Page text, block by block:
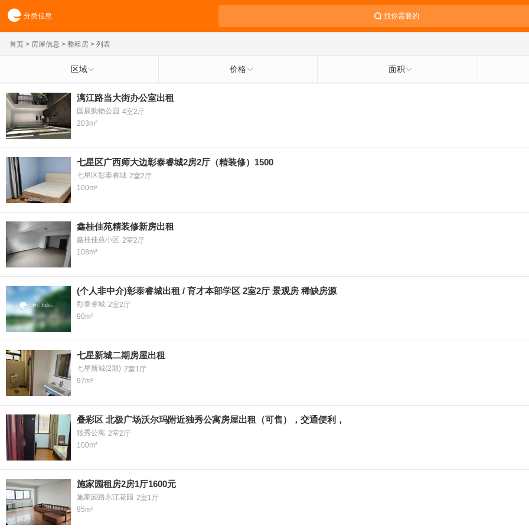
分类信息 找你需要的
首页 > 房屋信息 > 整租房 > 列表
区域 价格 面积
漓江路当大街办公室出租
国展购物公园 4室2厅
203m²
七星区广西师大边彰泰睿城2房2厅（精装修）1500
七星区彰泰睿城 2室2厅
100m²
鑫桂佳苑精装修新房出租
鑫桂佳苑小区 2室2厅
108m²
(个人非中介)彰泰睿城出租 / 育才本部学区 2室2厅 景观房 稀缺房源
彰泰睿城 2室2厅
90m²
七星新城二期房屋出租
七星新城(2期) 2室1厅
97m²
叠彩区 北极广场沃尔玛附近独秀公寓房屋出租（可售），交通便利，
独秀公寓 2室2厅
100m²
施家园租房2房1厅1600元
施家园路东江花园 2室1厅
95m²